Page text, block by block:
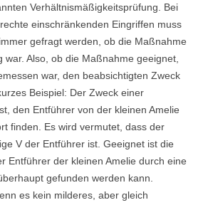
Verhältnismäßigkeitsprüfung. Bei
einschränkenden Eingriffen muss
gefragt werden, ob die Maßnahme
Also, ob die Maßnahme geeignet,
war, den beabsichtigten Zweck
Beispiel: Der Zweck einer
den Entführer von der kleinen Amelie
finden. Es wird vermutet, dass der
V der Entführer ist. Geeignet ist die
Entführer der kleinen Amelie durch eine
gefunden werden kann.
es kein milderes, aber gleich